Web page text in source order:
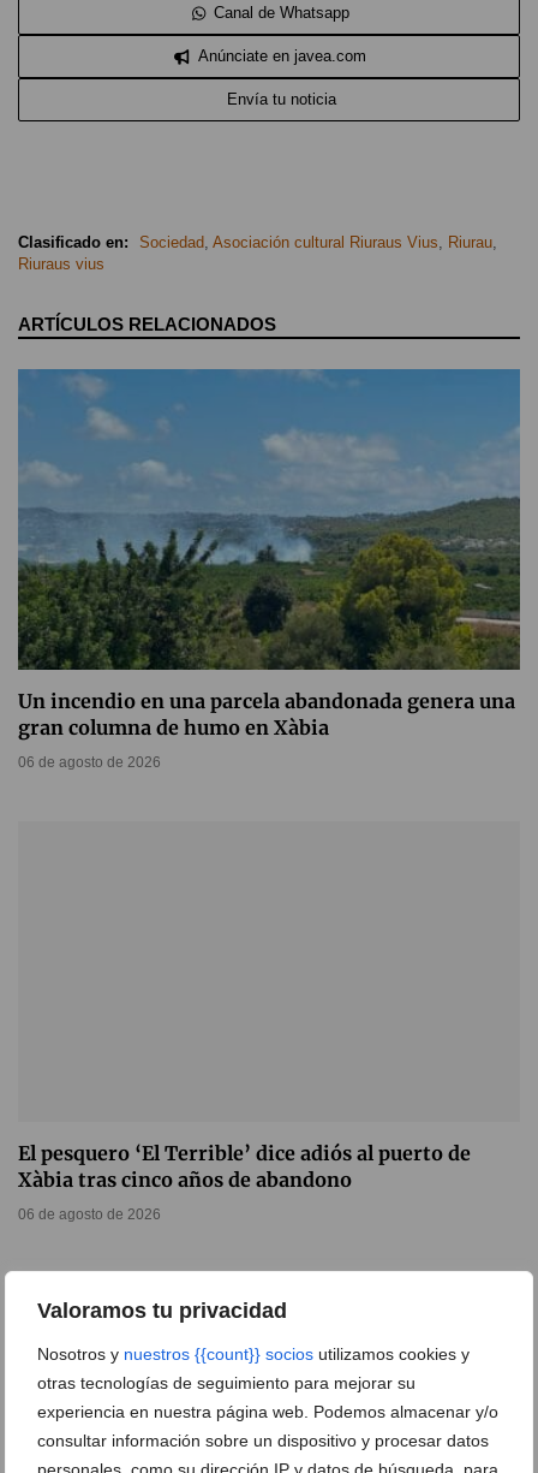
Valoramos tu privacidad
Nosotros y nuestros {{count}} socios utilizamos cookies y
otras tecnologías de seguimiento para mejorar su
experiencia en nuestra página web. Podemos almacenar y/o
consultar información sobre un dispositivo y procesar datos
personales, como su dirección IP y datos de búsqueda, para
Canal de Whatsapp
Anúnciate en javea.com
Envía tu noticia
Clasificado en: Sociedad, Asociación cultural Riuraus Vius, Riurau,
Riuraus vius
ARTÍCULOS RELACIONADOS
Un incendio en una parcela abandonada genera una
gran columna de humo en Xàbia
06 de agosto de 2026
El pesquero ‘El Terrible’ dice adiós al puerto de
Xàbia tras cinco años de abandono
06 de agosto de 2026